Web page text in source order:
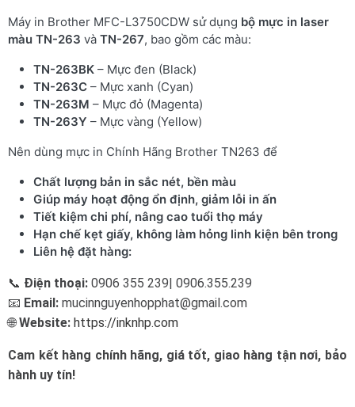
Máy in Brother MFC-L3750CDW sử dụng bộ mực in laser
màu TN-263 và TN-267, bao gồm các màu:
TN-263BK – Mực đen (Black)
TN-263C – Mực xanh (Cyan)
TN-263M – Mực đỏ (Magenta)
TN-263Y – Mực vàng (Yellow)
Nên dùng mực in Chính Hãng Brother TN263 để
Chất lượng bản in sắc nét, bền màu
Giúp máy hoạt động ổn định, giảm lỗi in ấn
Tiết kiệm chi phí, nâng cao tuổi thọ máy
Hạn chế kẹt giấy, không làm hỏng linh kiện bên trong
Liên hệ đặt hàng:
📞 Điện thoại: 0906 355 239| 0906.355.239
📧 Email: mucinnguyenhopphat@gmail.com
🌐Website: https://inknhp.com
Cam kết hàng chính hãng, giá tốt, giao hàng tận nơi, bảo
hành uy tín!